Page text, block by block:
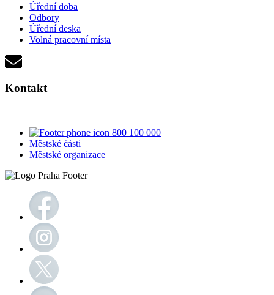
Úřední doba
Odbory
Úřední deska
Volná pracovní místa
Kontakt
800 100 000
Městské části
Městské organizace